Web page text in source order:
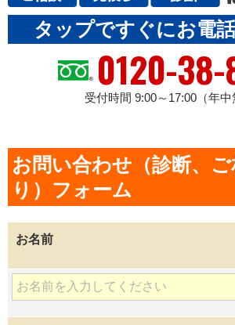
タップですぐにお電
0120-38-
受付時間 9:00～17:00（年中
お問い合わせ（診断、
り）フォーム
お名前